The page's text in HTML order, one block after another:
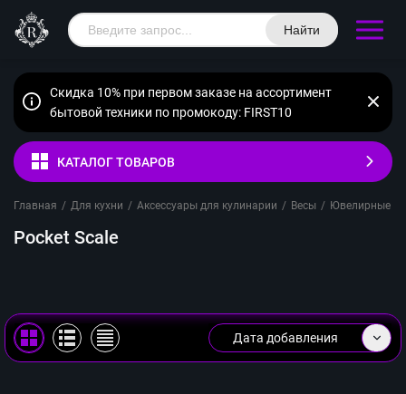
Найти
Скидка 10% при первом заказе на ассортимент
бытовой техники по промокоду: FIRST10
КАТАЛОГ ТОВАРОВ
Главная / Для кухни / Аксессуары для кулинарии / Весы / Ювелирные
Pocket Scale
Дата добавления